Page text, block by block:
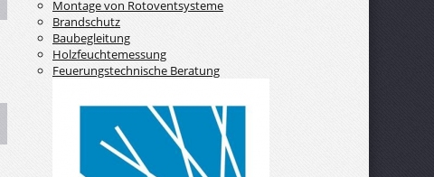
Montage von Rotoventsysteme
Brandschutz
Baubegleitung
Holzfeuchtemessung
Feuerungstechnische Beratung